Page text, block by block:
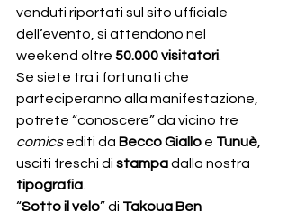
venduti riportati sul sito ufficiale
dell’evento, si attendono nel
weekend oltre 50.000 visitatori
Se siete tra i fortunati che
parteciperanno alla manifestazione,
potrete “conoscere” da vicino tre
comics editi da Becco Giallo e Tunuè
usciti freschi di stampa dalla nostra
tipografia
“Sotto il velo” di Takoua Ben